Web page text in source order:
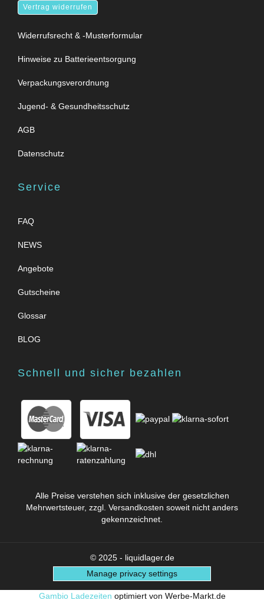
Vertrag widerrufen
Widerrufsrecht & -Musterformular
Hinweise zu Batterieentsorgung
Verpackungsverordnung
Jugend- & Gesundheitsschutz
AGB
Datenschutz
Service
FAQ
NEWS
Angebote
Gutscheine
Glossar
BLOG
Schnell und sicher bezahlen
Alle Preise verstehen sich inklusive der gesetzlichen
Mehrwertsteuer, zzgl. Versandkosten soweit nicht anders
gekennzeichnet.
© 2025 - liquidlager.de
Manage privacy settings
Gambio Ladezeiten optimiert von Werbe-Markt.de